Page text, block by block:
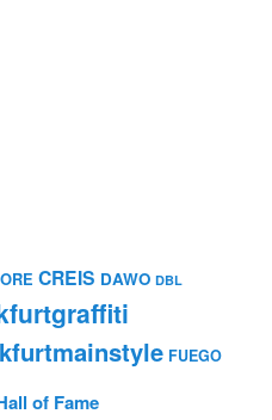
CREIS DAWO DBL
FUEGO
of Fame